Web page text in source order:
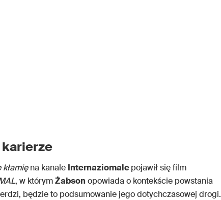
karierze
na kanale Internaziomalepojawił się film
, w którymŻabsonopowiada o kontekście powstania
będzie to podsumowanie jego dotychczasowej drogi.